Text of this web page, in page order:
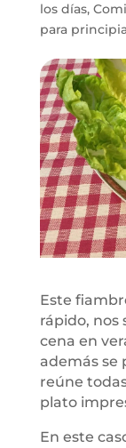
los días,
para
Este
rápido, nos
cena en
además se
reúne
plato
En este